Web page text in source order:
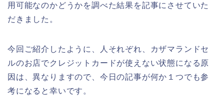
用可能なのかどうかを調べた結果を記事にさせていた
だきました。
今回ご紹介したように、人それぞれ、カザマランドセ
ルのお店でクレジットカードが使えない状態になる原
因は、異なりますので、今日の記事が何か１つでも参
考になると幸いです。